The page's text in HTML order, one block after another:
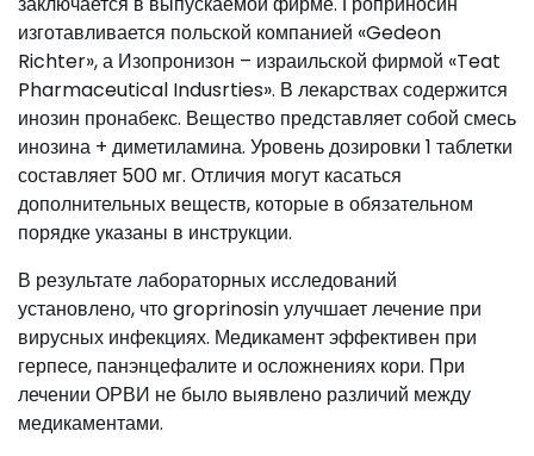
изготавливается польской компанией «Gedeon
Richter», а Изопронизон – израильской фирмой «Teat
Pharmaceutical Indusrties». В лекарствах содержится
инозин пронабекс. Вещество представляет собой смесь
инозина + диметиламина. Уровень дозировки 1 таблетки
составляет 500 мг. Отличия могут касаться
дополнительных веществ, которые в обязательном
порядке указаны в инструкции.
В результате лабораторных исследований
установлено, что groprinosin улучшает лечение при
вирусных инфекциях. Медикамент эффективен при
герпесе, панэнцефалите и осложнениях кори. При
лечении ОРВИ не было выявлено различий между
медикаментами.